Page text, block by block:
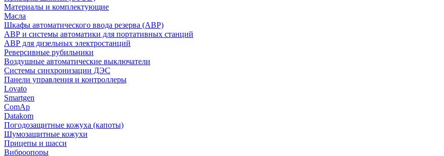
Материалы и комплектующие
Масла
Шкафы автоматического ввода резерва (АВР)
АВР и системы автоматики для портативных станций
АВР для дизельных электростанций
Реверсивные рубильники
Воздушные автоматические выключатели
Системы синхронизации ДЭС
Панели управления и контроллеры
Lovato
Smartgen
ComAp
Datakom
Погодозащитные кожуха (капоты)
Шумозащитные кожухи
Прицепы и шасси
Виброопоры